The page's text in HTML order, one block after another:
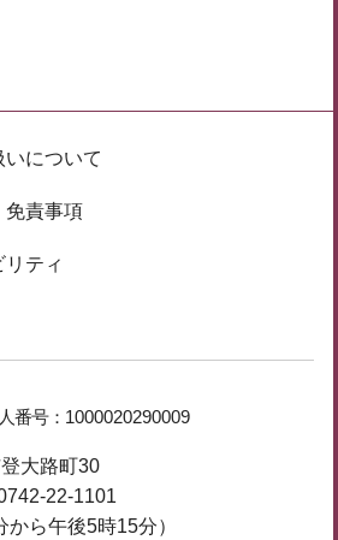
について
免責事項
ティ
番号： 1000020290009
大路町30
22-1101
から午後5時15分）